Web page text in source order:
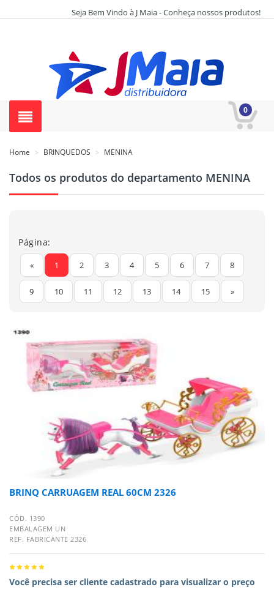
Seja Bem Vindo à J Maia - Conheça nossos produtos!
0
Home > BRINQUEDOS > MENINA
Todos os produtos do departamento MENINA
Página:
« 1 2 3 4 5 6 7 8
9 10 11 12 13 14 15 »
BRINQ CARRUAGEM REAL 60CM 2326
CÓD. 1390
EMBALAGEM UN
REF. FABRICANTE 2326
Você precisa ser cliente cadastrado para visualizar o preço